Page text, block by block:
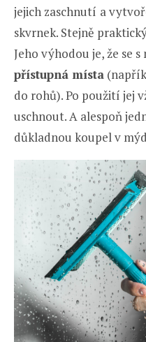
jejich zaschnutí a
skvrnek. Stejně
Jeho výhodou je, že se
přístupná místa
do rohů). Po použití jej
uschnout. A alespoň
důkladnou koupel v